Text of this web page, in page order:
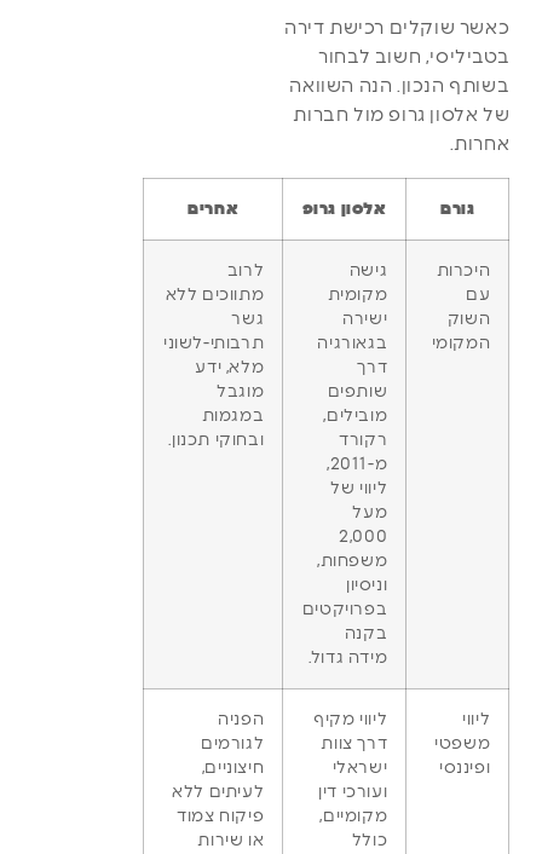
כאשר שוקלים רכישת דירה
בטביליסי, חשוב לבחור
בשותף הנכון. הנה השוואה
של אלסון גרופ מול חברות
אחרות.
גורם אלסון גרופ אחרים
היכרות
עם
השוק
המקומי
גישה
מקומית
ישירה
בגאורגיה
דרך
שותפים
מובילים,
רקורד
מ-2011,
ליווי של
מעל
2,000
משפחות,
וניסיון
בפרויקטים
בקנה
מידה גדול.
לרוב
מתווכים ללא
גשר
תרבותי-לשוני
מלא, ידע
מוגבל
במגמות
ובחוקי תכנון.
ליווי
משפטי
ופיננסי
ליווי מקיף
דרך צוות
ישראלי
ועורכי דין
מקומיים,
כולל
הפניה
לגורמים
חיצוניים,
לעיתים ללא
פיקוח צמוד
או שירות